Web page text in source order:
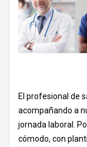
El profesional de
acompañando a
jornada laboral.
cómodo, con